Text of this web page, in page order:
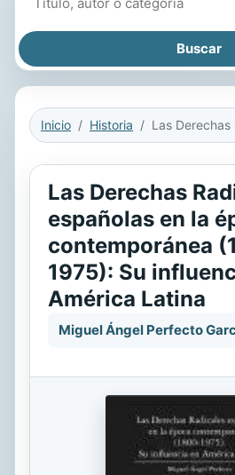
Inicio Historia
Las Derechas
españolas en la
contemporánea
1975): Su
América Latina
Miguel Ángel Perfecto